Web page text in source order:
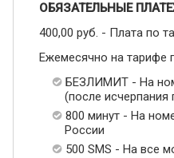
ОБЯЗАТЕЛЬНЫЕ
400,00 руб. - Плата по
Ежемесячно на тарифе
БЕЗЛИМИТ - На
(после исчерпания
800 минут - На
России
500 SMS - На все